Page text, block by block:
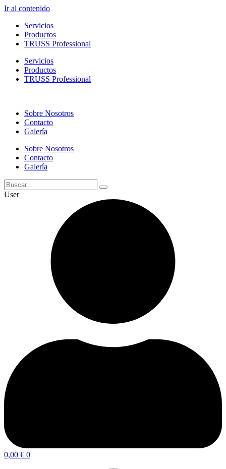
Ir al contenido
Servicios
Productos
TRUSS Professional
Servicios
Productos
TRUSS Professional
Sobre Nosotros
Contacto
Galería
Sobre Nosotros
Contacto
Galería
User
0,00 € 0